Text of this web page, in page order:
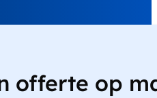
offerte op